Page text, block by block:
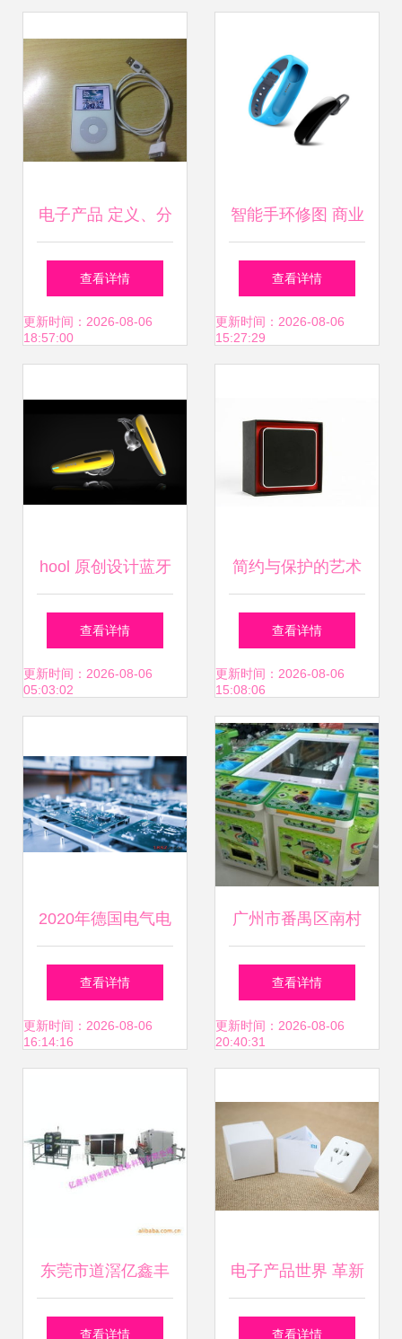
来
电子产品 定义、分
类与当代生活影响
查看详情
更新时间：2026-08-06
18:57:00
智能手环修图 商业
摄影中的电子产品
视觉优化艺术
查看详情
更新时间：2026-08-06
15:27:29
hool 原创设计蓝牙
耳机，重新定义听
觉体验
查看详情
更新时间：2026-08-06
05:03:02
简约与保护的艺术
现代电子产品包装
设计的卓越之道
查看详情
更新时间：2026-08-06
15:08:06
2020年德国电气电
子产品出口市场分
析 中国稳居首位
查看详情
更新时间：2026-08-06
16:14:16
广州市番禺区南村
通益电子产品加工
厂 专业1000炮渔
查看详情
更新时间：2026-08-06
20:40:31
东莞市道滘亿鑫丰
印刷机械制造厂电
查看详情
电子产品世界 革新
与普及的双重奏
查看详情